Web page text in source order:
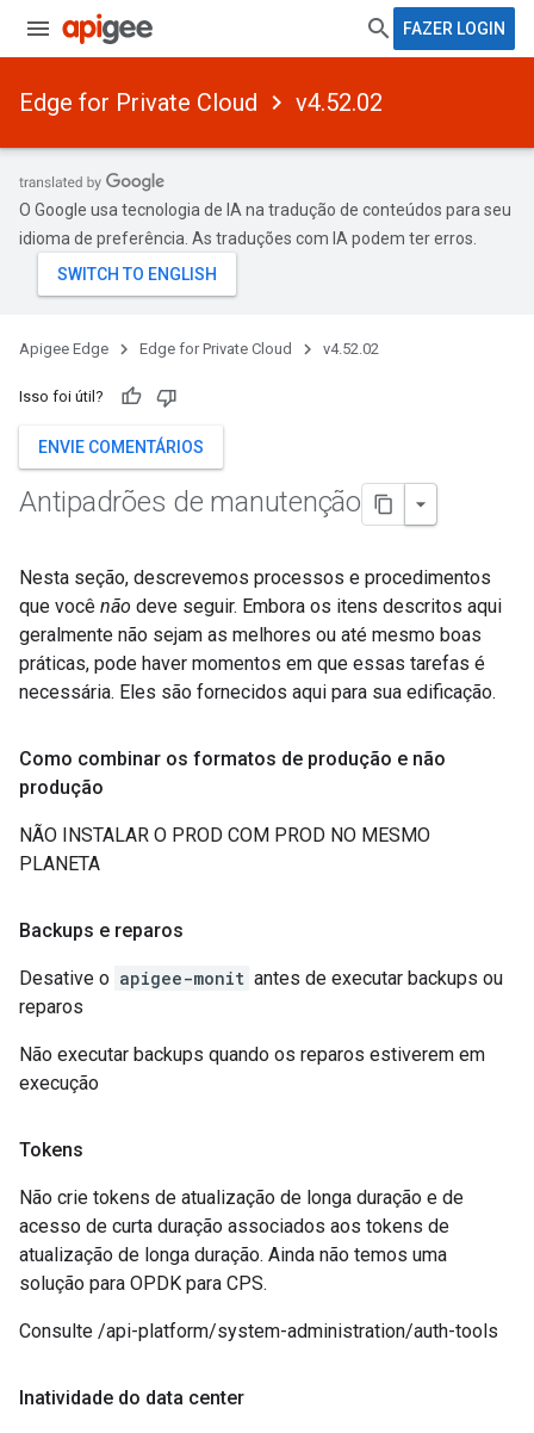
FAZER LOGIN
Edge for Private Cloud v4.52.02
O Google usa tecnologia de IA na tradução de conteúdos para seu
idioma de preferência. As traduções com IA podem ter erros.
Apigee Edge Edge for Private Cloud v4.52.02
Isso foi útil?
ENVIE COMENTÁRIOS
Antipadrões de manutenção
Nesta seção, descrevemos processos e procedimentos
que você não deve seguir. Embora os itens descritos aqui
geralmente não sejam as melhores ou até mesmo boas
práticas, pode haver momentos em que essas tarefas é
necessária. Eles são fornecidos aqui para sua edificação.
Como combinar os formatos de produção e não
produção
NÃO INSTALAR O PROD COM PROD NO MESMO
PLANETA
Backups e reparos
Desative o apigee-monit antes de executar backups ou
reparos
Não executar backups quando os reparos estiverem em
execução
Tokens
Não crie tokens de atualização de longa duração e de
acesso de curta duração associados aos tokens de
atualização de longa duração. Ainda não temos uma
solução para OPDK para CPS.
Consulte /api-platform/system-administration/auth-tools
Inatividade do data center